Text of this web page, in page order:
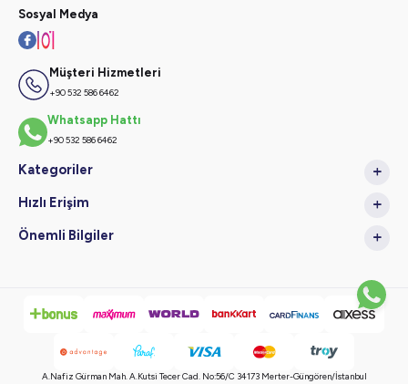
Sosyal Medya
Müşteri Hizmetleri
+90 532 586 6462
Whatsapp Hattı
+90 532 586 6462
Kategoriler
Hızlı Erişim
Önemli Bilgiler
A.Nafiz Gürman Mah. A.Kutsi Tecer Cad. No:56/C 34173 Merter-Güngören/İstanbul